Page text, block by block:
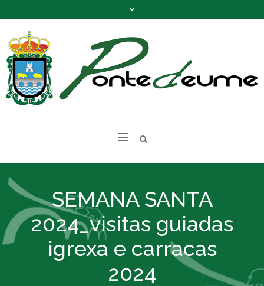
SEMANA SANTA
2024_visitas guiadas
igrexa e carracas
2024